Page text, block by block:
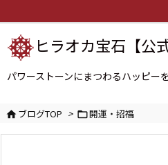
ヒラオカ宝石【公
パワーストーンにまつわるハッピー
ブログTOP > 開運・招福